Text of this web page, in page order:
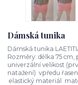
Dámská tunika
Dámská tunika
Rozměry: délka 75 cm,
univerzální velikost
natažení) vpředu
elastický materiál